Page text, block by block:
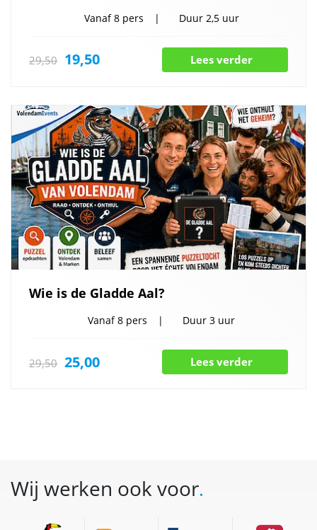
Vanaf8 pers Duur 2,5 uur
29,50 19,50 Lees verder
Wie is de Gladde Aal?
Vanaf8 pers Duur 3 uur
29,50 25,00 Lees verder
Wij werken ook voor.